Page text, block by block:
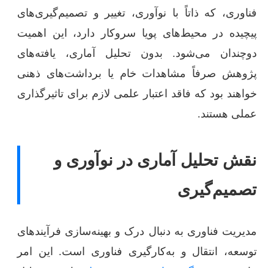
فناوری، که ذاتاً با نوآوری، تغییر و تصمیم‌گیری‌های
پیچیده در محیط‌های پویا سروکار دارد، این اهمیت
دوچندان می‌شود. بدون تحلیل آماری، یافته‌های
پژوهش صرفاً مشاهدات خام یا برداشت‌های ذهنی
خواهند بود که فاقد اعتبار علمی لازم برای تاثیرگذاری
عملی هستند.
نقش تحلیل آماری در نوآوری و
تصمیم‌گیری
مدیریت فناوری به دنبال درک و بهینه‌سازی فرآیندهای
توسعه، انتقال و به‌کارگیری فناوری است. این امر